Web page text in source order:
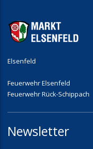
Elsenfeld
Feuerwehr Elsenfeld
Feuerwehr Rück-Schippach
Newsletter